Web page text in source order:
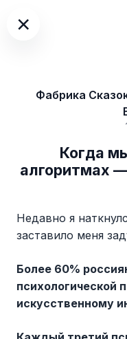
×
Фабрика
Когда
алгоритмах
Недавно я
заставило меня
Более 60%
психологической
искусственному